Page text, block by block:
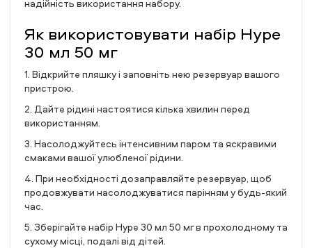
надійність використання набору.
Як використовувати набір Hype
30 мл 50 мг
1. Відкрийте пляшку і заповніть нею резервуар вашого
пристрою.
2. Дайте рідині настоятися кілька хвилин перед
використанням.
3. Насолоджуйтесь інтенсивним паром та яскравими
смаками вашої улюбленої рідини.
4. При необхідності дозаправляйте резервуар, щоб
продовжувати насолоджуватися парінням у будь-який
час.
5. Зберігайте набір Hype 30 мл 50 мг в прохолодному та
сухому місці, подалі від дітей.